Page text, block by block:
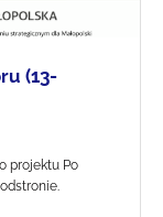
(13-
projektu Po